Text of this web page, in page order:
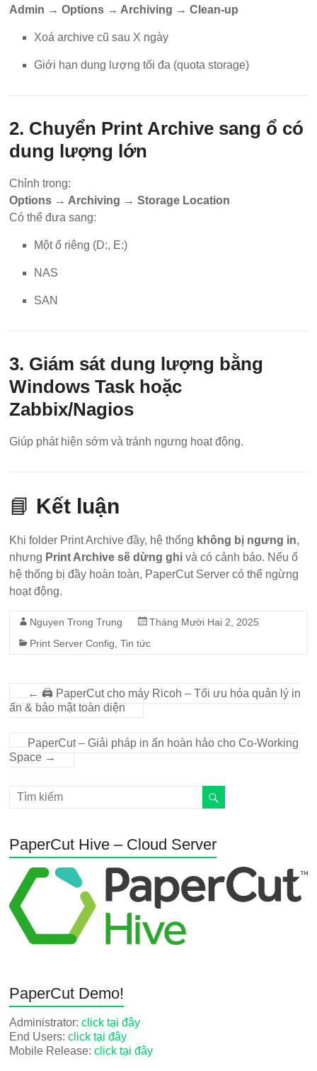
Admin → Options → Archiving → Clean-up
Xoá archive cũ sau X ngày
Giới hạn dung lượng tối đa (quota storage)
2. Chuyển Print Archive sang ổ có
dung lượng lớn
Chỉnh trong:
Options → Archiving → Storage Location
Có thể đưa sang:
Một ổ riêng (D:, E:)
NAS
SAN
3. Giám sát dung lượng bằng
Windows Task hoặc
Zabbix/Nagios
Giúp phát hiện sớm và tránh ngưng hoạt động.
📘 Kết luận
Khi folder Print Archive đầy, hệ thống không bị ngưng in,
nhưng Print Archive sẽ dừng ghi và có cảnh báo. Nếu ổ
hệ thống bị đầy hoàn toàn, PaperCut Server có thể ngừng
hoạt động.
Nguyen Trong Trung
Tháng Mười Hai 2, 2025
Print Server Config ,Tin tức
← 🖨️ PaperCut cho máy Ricoh – Tối ưu hóa quản lý in
ấn & bảo mật toàn diện
PaperCut – Giải pháp in ấn hoàn hảo cho Co-Working
Space →
PaperCut Hive – Cloud Server
PaperCut Demo!
Administrator:click tại đây
End Users:click tại đây
Mobile Release:click tại đây